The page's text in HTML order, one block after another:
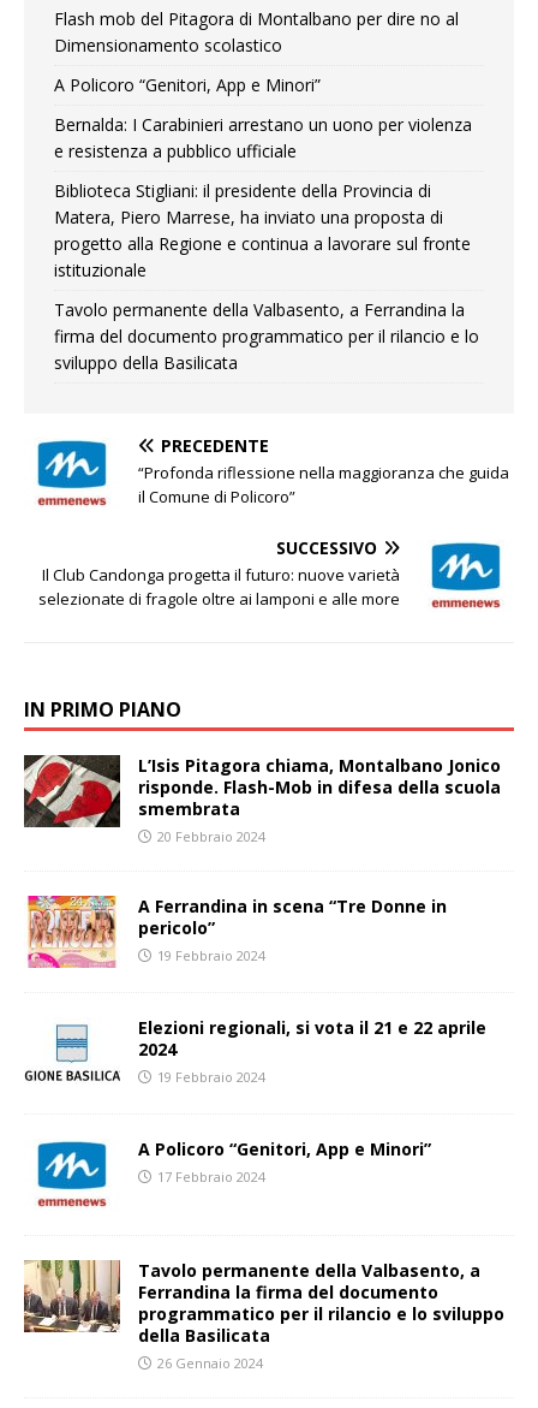
Flash mob del Pitagora di Montalbano per dire no al
Dimensionamento scolastico
A Policoro “Genitori, App e Minori”
Bernalda: I Carabinieri arrestano un uono per violenza
e resistenza a pubblico ufficiale
Biblioteca Stigliani: il presidente della Provincia di
Matera, Piero Marrese, ha inviato una proposta di
progetto alla Regione e continua a lavorare sul fronte
istituzionale
Tavolo permanente della Valbasento, a Ferrandina la
firma del documento programmatico per il rilancio e lo
sviluppo della Basilicata
PRECEDENTE
“Profonda riflessione nella maggioranza che guida
il Comune di Policoro”
SUCCESSIVO
Il Club Candonga progetta il futuro: nuove varietà
selezionate di fragole oltre ai lamponi e alle more
IN PRIMO PIANO
L’Isis Pitagora chiama, Montalbano Jonico
risponde. Flash-Mob in difesa della scuola
smembrata
20 Febbraio 2024
A Ferrandina in scena “Tre Donne in
pericolo”
19 Febbraio 2024
Elezioni regionali, si vota il 21 e 22 aprile
2024
19 Febbraio 2024
A Policoro “Genitori, App e Minori”
17 Febbraio 2024
Tavolo permanente della Valbasento, a
Ferrandina la firma del documento
programmatico per il rilancio e lo sviluppo
della Basilicata
26 Gennaio 2024